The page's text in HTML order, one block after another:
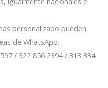
personalizado pueden
de WhatsApp.
/ 322 856 2394 / 313 334